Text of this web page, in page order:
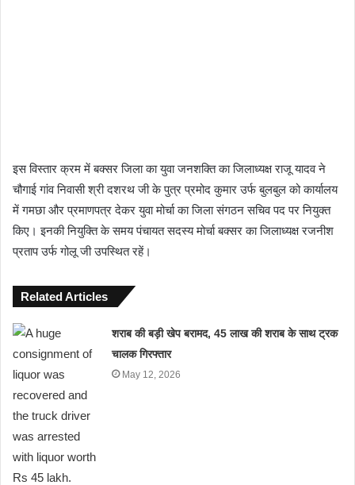
इस विस्तार क्रम में बक्सर जिला का युवा जनशक्ति का जिलाध्यक्ष राजू यादव ने
चौगाई गांव निवासी श्री दशरथ जी के पुत्र प्रमोद कुमार उर्फ बुलबुल को कार्यालय
में गमछा और प्रमाणपत्र देकर युवा मोर्चा का जिला संगठन सचिव पद पर नियुक्त
किए। इनकी नियुक्ति के समय पंचायत सदस्य मोर्चा बक्सर का जिलाध्यक्ष रजनीश
प्रताप उर्फ गोलू जी उपस्थित रहें।
Related Articles
शराब की बड़ी खेप बरामद, 45 लाख की शराब के साथ ट्रक
चालक गिरफ्तार
May 12, 2026